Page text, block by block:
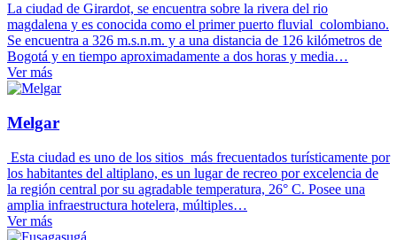
La ciudad de Girardot, se encuentra sobre la rivera del rio
magdalena y es conocida como el primer puerto fluvial colombiano.
Se encuentra a 326 m.s.n.m. y a una distancia de 126 kilómetros de
Bogotá y en tiempo aproximadamente a dos horas y media…
Ver más
Melgar
Esta ciudad es uno de los sitios más frecuentados turísticamente por
los habitantes del altiplano, es un lugar de recreo por excelencia de
la región central por su agradable temperatura, 26° C. Posee una
amplia infraestructura hotelera, múltiples…
Ver más